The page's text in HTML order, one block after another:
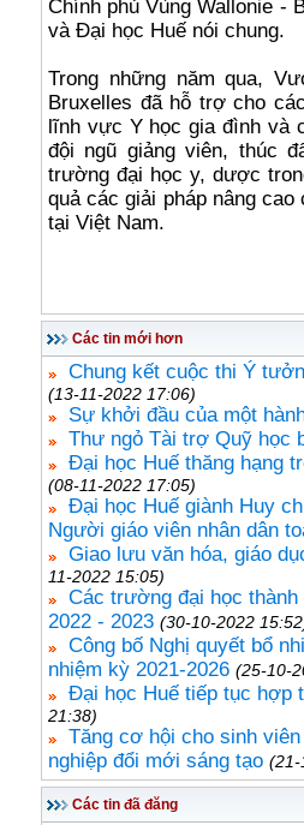
Chính phủ Vùng Wallonie -
và Đại học Huế nói chung.
Trong những năm qua,
Bruxelles đã hỗ trợ cho
lĩnh vực Y học gia đình và
đội ngũ giảng viên, thúc
trường đại học y, dược
quả các giải pháp nâng
tại Việt Nam.
Các tin mới hơn
Chung kết cuộc thi Ý
(13-11-2022 17:06)
Sự khởi đầu của một
Thư ngỏ Tài trợ Quỹ học
Đại học Huế thăng hạng
(08-11-2022 17:05)
Đại học Huế giành Huy
Người giáo viên nhân dân
Giao lưu văn hóa, giáo
11-2022 15:05)
Các trường đại học
2022 - 2023 (30-10-2022
Công bố Nghị quyết bổ
nhiệm kỳ 2021-2026 (25-10-
Đại học Huế tiếp tục hợp
21:38)
Tăng cơ hội cho sinh
nghiệp đổi mới sáng tạo (21-
Các tin đã đăng